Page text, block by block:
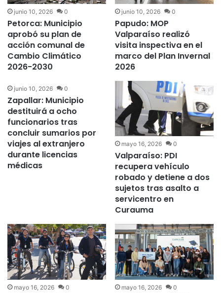
junio 10, 2026 0
Petorca: Municipio
aprobó su plan de
acción comunal de
Cambio Climático
2026-2030
junio 10, 2026 0
Papudo: MOP
Valparaíso realizó
visita inspectiva en el
marco del Plan Invernal
2026
junio 10, 2026 0
Zapallar: Municipio
destituirá a ocho
funcionarios tras
concluir sumarios por
viajes al extranjero
durante licencias
médicas
mayo 16, 2026 0
Valparaíso: PDI
recupera vehículo
robado y detiene a dos
sujetos tras asalto a
servicentro en
Curauma
mayo 16, 2026 0 mayo 16, 2026 0